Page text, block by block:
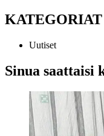
KATEGORIAT
Uutiset
Sinua saattaisi